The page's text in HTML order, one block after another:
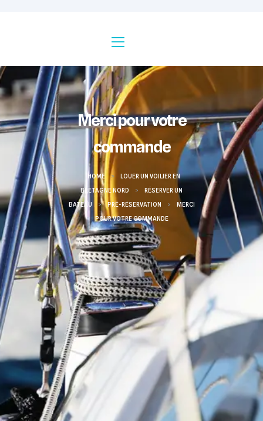
Merci pour votre
commande
HOME >
LOUER UN VOILIER EN
BRETAGNE NORD
>
RÉSERVER UN
BATEAU
> PRÉ-RÉSERVATION >
MERCI
POUR VOTRE COMMANDE